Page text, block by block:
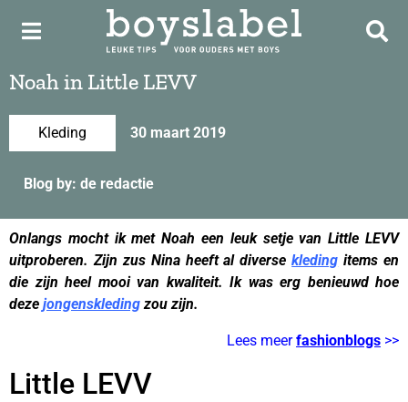
Noah in Little LEVV
Kleding 30 maart 2019
Blog by: de redactie
Onlangs mocht ik met Noah een leuk setje van Little LEVV
uitproberen. Zijn zus Nina heeft al diversekleding items en
die zijn heel mooi van kwaliteit. Ik was erg benieuwd hoe
deze jongenskledingzou zijn.
Lees meerfashionblogs >>
Little LEVV